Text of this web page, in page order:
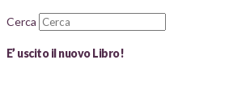
Cerca
E’ uscito il nuovo Libro!